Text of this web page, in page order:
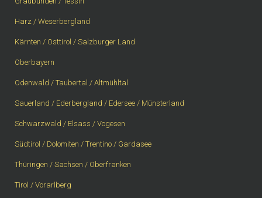
Harz / Weserbergland
Kärnten / Osttirol / Salzburger Land
Oberbayern
Odenwald / Taubertal / Altmühltal
Sauerland / Ederbergland / Edersee / Münsterland
Schwarzwald / Elsass / Vogesen
Südtirol / Dolomiten / Trentino / Gardasee
Thüringen / Sachsen / Oberfranken
Tirol / Vorarlberg